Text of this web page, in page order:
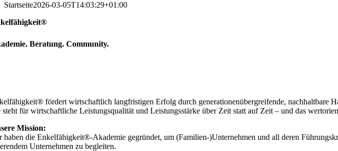
Startseite2026-03-05T14:03:29+01:00
. Beratung. Community.
fördert wirtschaftlich langfristigen Erfolg durch generationenübergreifende, nachhaltbare
steht für wirtschaftliche Leistungsqualität und Leistungsstärke über Zeit statt auf Zeit – und das
Mission:
haben die Enkelfähigkeit®-Akademie gegründet, um (Familien-)Unternehmen und all deren
Unternehmen zu begleiten.